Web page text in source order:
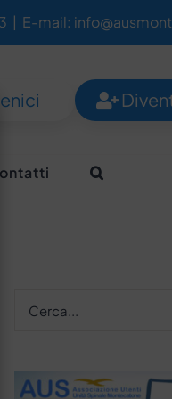
| E-mail:
per: